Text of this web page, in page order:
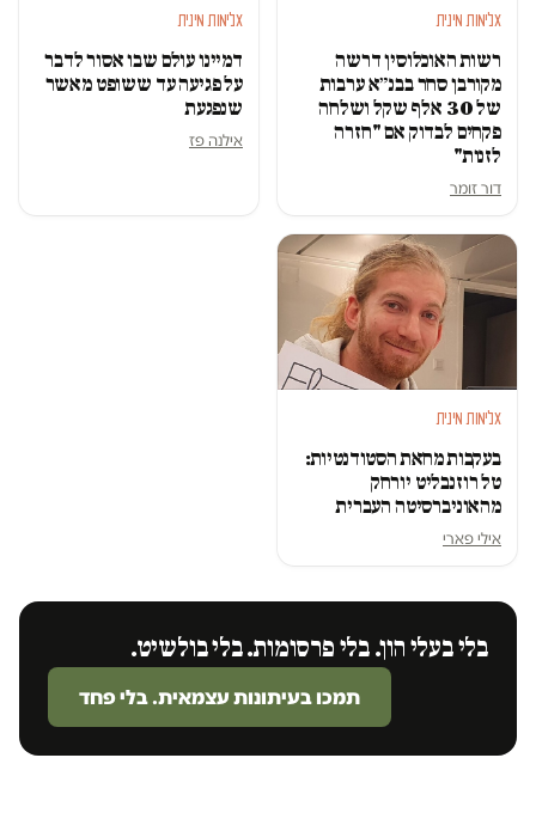
אלימות מינית
רשות האוכלוסין דרשה
מקורבן סחר בבנ״א ערבות
של 30 אלף שקל ושלחה
פקחים לבדוק אם "חזרה
לזנות"
דור זומר
אלימות מינית
דמיינו עולם שבו אסור לדבר
על פגיעה עד ששופט מאשר
שנפגעת
אילנה פז
אלימות מינית
בעקבות מחאת הסטודנטיות:
טל רוזנבליט יורחק
מהאוניברסיטה העברית
אילי פארי
בלי בעלי הון. בלי פרסומות. בלי בולשיט.
תמכו בעיתונות עצמאית. בלי פחד